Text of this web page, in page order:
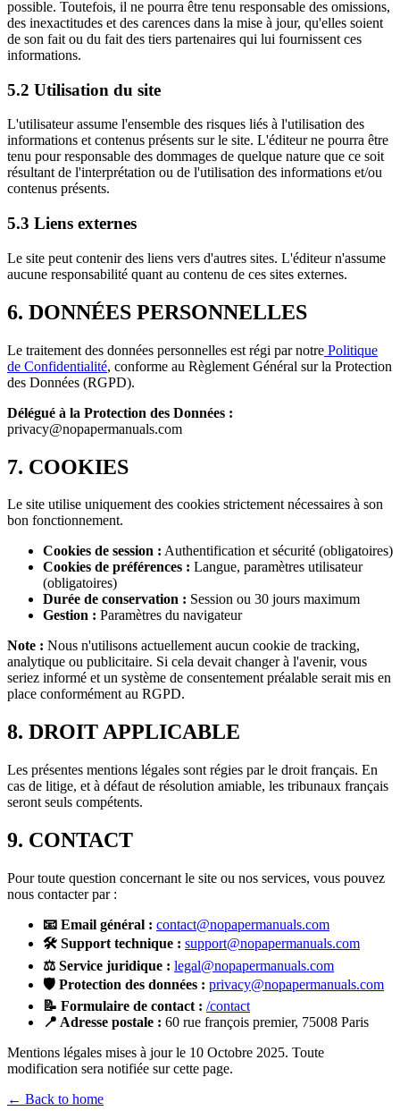
possible. Toutefois, il ne pourra être tenu responsable des omissions,
des inexactitudes et des carences dans la mise à jour, qu'elles soient
de son fait ou du fait des tiers partenaires qui lui fournissent ces
informations.
5.2 Utilisation du site
L'utilisateur assume l'ensemble des risques liés à l'utilisation des
informations et contenus présents sur le site. L'éditeur ne pourra être
tenu pour responsable des dommages de quelque nature que ce soit
résultant de l'interprétation ou de l'utilisation des informations et/ou
contenus présents.
5.3 Liens externes
Le site peut contenir des liens vers d'autres sites. L'éditeur n'assume
aucune responsabilité quant au contenu de ces sites externes.
6. DONNÉES PERSONNELLES
Le traitement des données personnelles est régi par notre Politique
de Confidentialité, conforme au Règlement Général sur la Protection
des Données (RGPD).
Délégué à la Protection des Données :
privacy@nopapermanuals.com
7. COOKIES
Le site utilise uniquement des cookies strictement nécessaires à son
bon fonctionnement.
Cookies de session : Authentification et sécurité (obligatoires)
Cookies de préférences : Langue, paramètres utilisateur
(obligatoires)
Durée de conservation : Session ou 30 jours maximum
Gestion : Paramètres du navigateur
Note : Nous n'utilisons actuellement aucun cookie de tracking,
analytique ou publicitaire. Si cela devait changer à l'avenir, vous
seriez informé et un système de consentement préalable serait mis en
place conformément au RGPD.
8. DROIT APPLICABLE
Les présentes mentions légales sont régies par le droit français. En
cas de litige, et à défaut de résolution amiable, les tribunaux français
seront seuls compétents.
9. CONTACT
Pour toute question concernant le site ou nos services, vous pouvez
nous contacter par :
📧 Email général : contact@nopapermanuals.com
🛠️ Support technique : support@nopapermanuals.com
⚖️ Service juridique : legal@nopapermanuals.com
🛡️ Protection des données : privacy@nopapermanuals.com
📝 Formulaire de contact : /contact
📍 Adresse postale : 60 rue françois premier, 75008 Paris
Mentions légales mises à jour le 10 Octobre 2025. Toute
modification sera notifiée sur cette page.
← Back to home